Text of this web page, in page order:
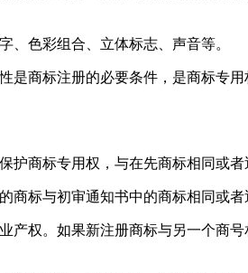
、色彩组合、立体标志、声音等。
商标注册的必要条件，是商标专
护商标专用权，与在先商标相同或者
标与初审通知书中的商标相同或者
产权。如果新注册商标与另一个商